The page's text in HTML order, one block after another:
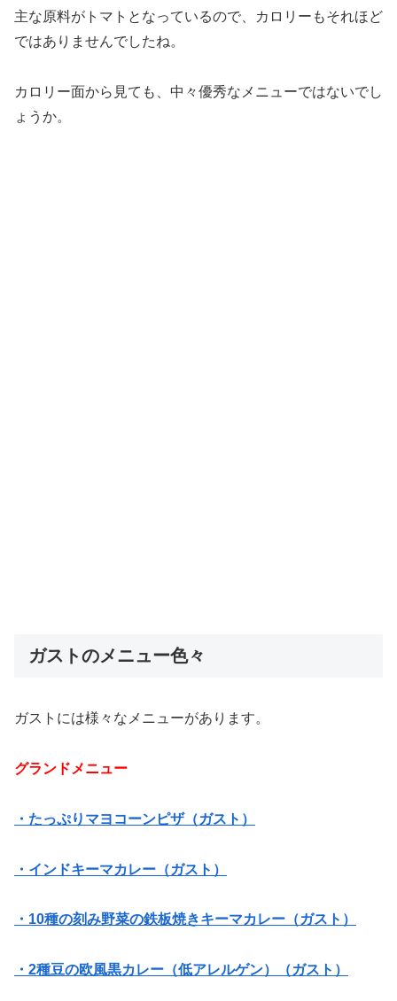
主な原料がトマトとなっているので、カロリーもそれほど
ではありませんでしたね。
カロリー面から見ても、中々優秀なメニューではないでし
ょうか。
ガストのメニュー色々
ガストには様々なメニューがあります。
グランドメニュー
・たっぷりマヨコーンピザ（ガスト）
・インドキーマカレー（ガスト）
・10種の刻み野菜の鉄板焼きキーマカレー（ガスト）
・2種豆の欧風黒カレー（低アレルゲン）（ガスト）